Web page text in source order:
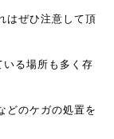
はぜひ注意して頂
る場所も多く存
どのケガの処置を